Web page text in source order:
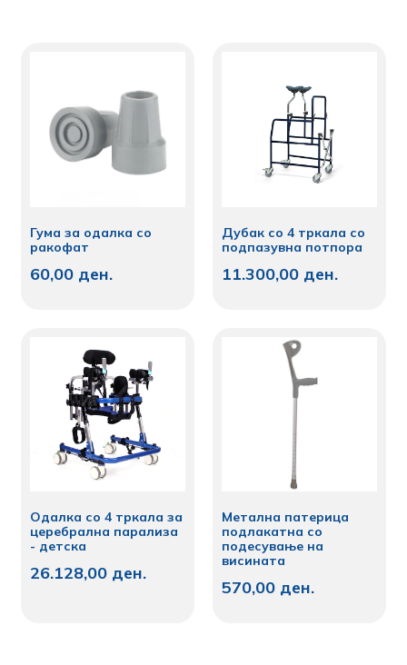
Гума за одалка со
ракофат
60,00 ден.
Дубак со 4 тркала со
подпазувна потпора
11.300,00 ден.
Одалка со 4 тркала за
церебрална парализа
- детска
26.128,00 ден.
Mетална патерица
подлакaтна со
подесување на
висината
570,00 ден.